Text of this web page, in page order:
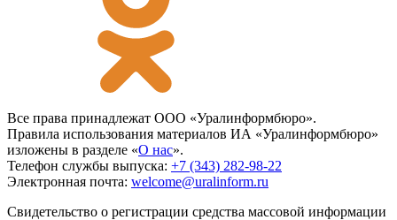
Все права принадлежат ООО «Уралинформбюро».
Правила использования материалов ИА «Уралинформбюро»
изложены в разделе «О нас».
Телефон службы выпуска: +7 (343) 282-98-22
Электронная почта: welcome@uralinform.ru
Свидетельство о регистрации средства массовой информации